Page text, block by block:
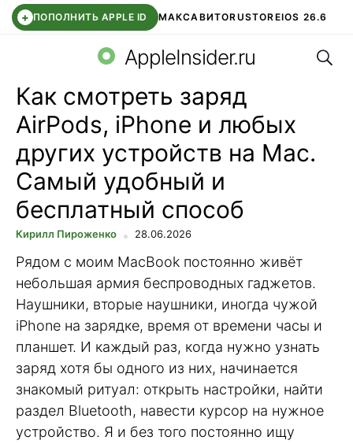
+ ПОПОЛНИТЬ APPLE ID МАКСАВИТОRUSTOREIOS 26.6
СБЕР КИДС ВТБ ОНЛАЙН ЧАТ В ROBLOX
AppleInsider.ru
Как смотреть заряд
AirPods, iPhone и любых
других устройств на Mac.
Самый удобный и
бесплатный способ
Кирилл Пироженко 28.06.2026
Рядом с моим MacBook постоянно живёт
небольшая армия беспроводных гаджетов.
Наушники, вторые наушники, иногда чужой
iPhone на зарядке, время от времени часы и
планшет. И каждый раз, когда нужно узнать
заряд хотя бы одного из них, начинается
знакомый ритуал: открыть настройки, найти
раздел Bluetooth, навести курсор на нужное
устройство. Я и без того постоянно ищу